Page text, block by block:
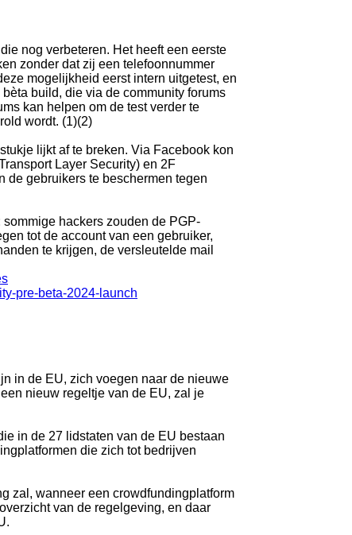
nog verbeteren. Het heeft een eerste
zonder dat zij een telefoonnummer
mogelijkheid eerst intern uitgetest, en
build, die via de community forums
kan helpen om de test verder te
wordt. (1)(2)
lijkt af te breken. Via Facebook kon
Layer Security) en 2F
de gebruikers te beschermen tegen
hackers zouden de PGP-
tot de account van een gebruiker,
te krijgen, de versleutelde mail
pre-beta-2024-launch
in de EU, zich voegen naar de nieuwe
nieuw regeltje van de EU, zal je
in de 27 lidstaten van de EU bestaan
die zich tot bedrijven
zal, wanneer een crowdfundingplatform
van de regelgeving, en daar